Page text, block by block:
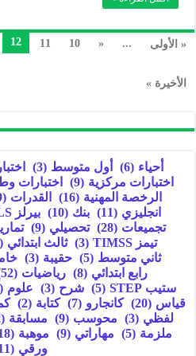
« الأولى ...
«
10
11
12
الأخيرة »
أحياء (6) أول متوسط (3) اختبار
اختبارات مركزية (9) اختبارات
الرخصة المهنية (16) القدرات (19)
انجليزي (11) بنك (10) بيرلز PIRLS
تجميعات (28) تحصيلي (9)
تيمز TIMSS
(3) ثالث ابتدائي
ثاني متوسط (5) حقيبة (3)
رابع ابتدائي (8) رياضيات (52)
ستيب STEP
(5) شرح (3) علوم
قياس (20) كانجارو (7) كتابة (2)
لفظي (3) محوسب (9) مسابقة (12)
ملزمة (5) مهاراتي (9) موهبة (18)
ورقي (11)